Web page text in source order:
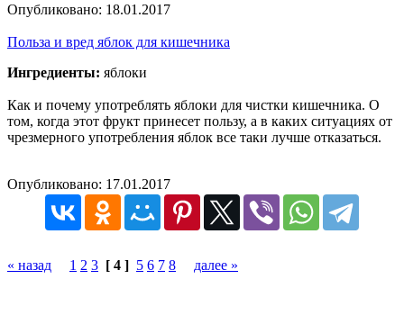
Опубликовано: 18.01.2017
Польза и вред яблок для кишечника
Ингредиенты: яблоки
Как и почему употреблять яблоки для чистки кишечника. О
том, когда этот фрукт принесет пользу, а в каких ситуациях от
чрезмерного употребления яблок все таки лучше отказаться.
Опубликовано: 17.01.2017
« назад 1 2 3 [ 4 ] 5 6 7 8 далее »